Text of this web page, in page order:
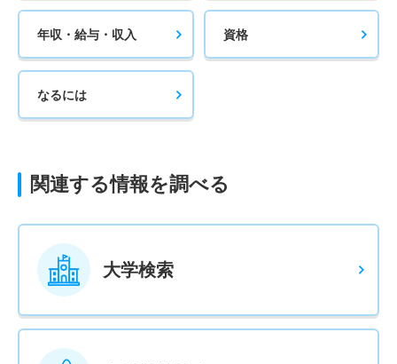
年収・給与・収入 資格
なるには
関連する情報を調べる
大学検索